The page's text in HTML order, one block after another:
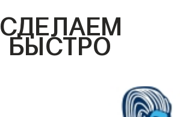
СДЕЛАЕМ
БЫСТРО